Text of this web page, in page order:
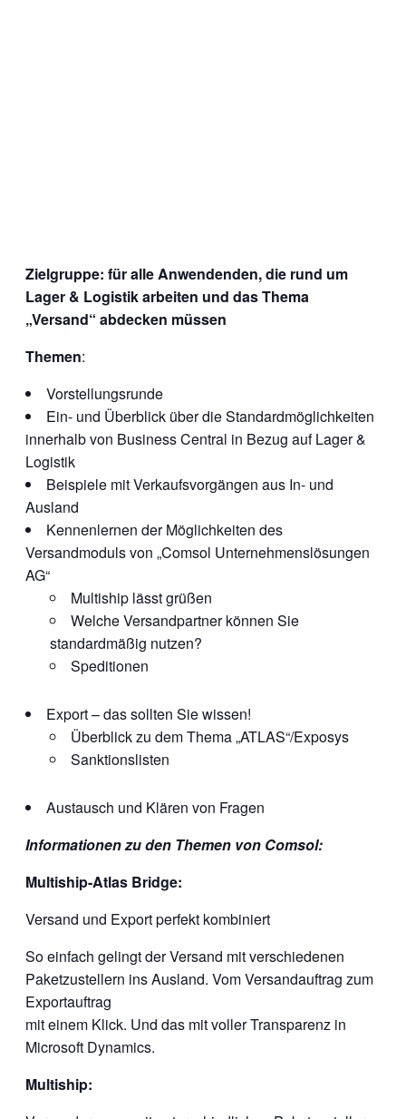
Zielgruppe: für alle Anwendenden, die rund um
Lager & Logistik arbeiten und das Thema
„Versand“ abdecken müssen
Themen:
Vorstellungsrunde
Ein- und Überblick über die Standardmöglichkeiten
innerhalb von Business Central in Bezug auf Lager &
Logistik
Beispiele mit Verkaufsvorgängen aus In- und
Ausland
Kennenlernen der Möglichkeiten des
Versandmoduls von „Comsol Unternehmenslösungen
AG“
Multiship lässt grüßen
Welche Versandpartner können Sie
standardmäßig nutzen?
Speditionen
Export – das sollten Sie wissen!
Überblick zu dem Thema „ATLAS“/Exposys
Sanktionslisten
Austausch und Klären von Fragen
Informationen zu den Themen von Comsol:
Multiship-Atlas Bridge:
Versand und Export perfekt kombiniert
So einfach gelingt der Versand mit verschiedenen
Paketzustellern ins Ausland. Vom Versandauftrag zum
Exportauftrag
mit einem Klick. Und das mit voller Transparenz in
Microsoft Dynamics.
Multiship: